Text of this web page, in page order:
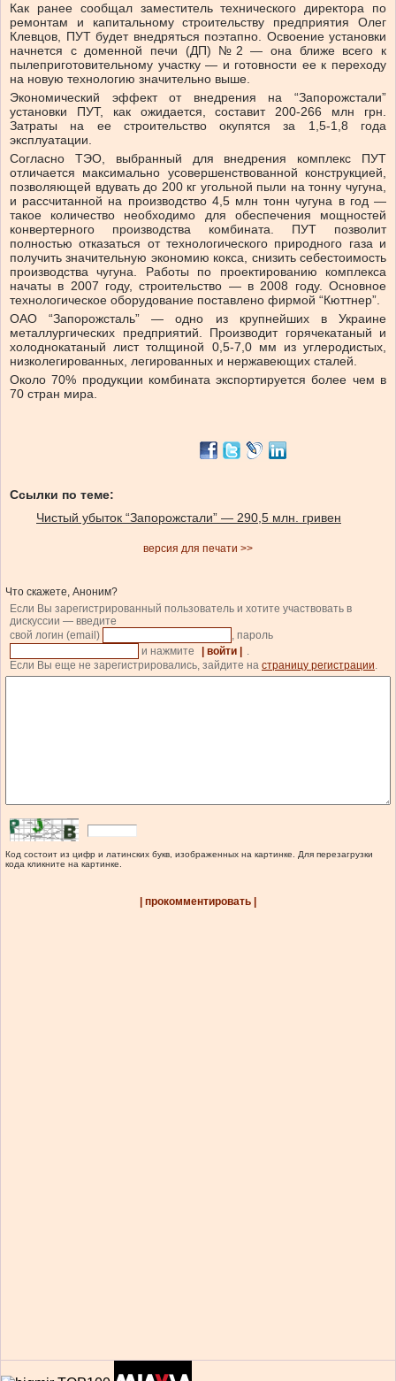
Как ранее сообщал заместитель технического директора по
ремонтам и капитальному строительству предприятия Олег
Клевцов, ПУТ будет внедряться поэтапно. Освоение установки
начнется с доменной печи (ДП) №2 — она ближе всего к
пылеприготовительному участку — и готовности ее к переходу
на новую технологию значительно выше.
Экономический эффект от внедрения на “Запорожстали”
установки ПУТ, как ожидается, составит 200-266 млн грн.
Затраты на ее строительство окупятся за 1,5-1,8 года
эксплуатации.
Согласно ТЭО, выбранный для внедрения комплекс ПУТ
отличается максимально усовершенствованной конструкцией,
позволяющей вдувать до 200 кг угольной пыли на тонну чугуна,
и рассчитанной на производство 4,5 млн тонн чугуна в год —
такое количество необходимо для обеспечения мощностей
конвертерного производства комбината. ПУТ позволит
полностью отказаться от технологического природного газа и
получить значительную экономию кокса, снизить себестоимость
производства чугуна. Работы по проектированию комплекса
начаты в 2007 году, строительство — в 2008 году. Основное
технологическое оборудование поставлено фирмой “Кюттнер”.
ОАО “Запорожсталь” — одно из крупнейших в Украине
металлургических предприятий. Производит горячекатаный и
холоднокатаный лист толщиной 0,5-7,0 мм из углеродистых,
низколегированных, легированных и нержавеющих сталей.
Около 70% продукции комбината экспортируется более чем в
70 стран мира.
Ссылки по теме:
Чистый убыток “Запорожстали” — 290,5 млн. гривен
версия для печати >>
Что скажете, Аноним?
Если Вы зарегистрированный пользователь и хотите участвовать в
дискуссии — введите
свой логин (email)
, пароль
и нажмите
| войти |
.
Если Вы еще не зарегистрировались, зайдите на страницу регистрации.
Код состоит из цифр и латинских букв, изображенных на картинке. Для перезагрузки
кода кликните на картинке.
| прокомментировать |